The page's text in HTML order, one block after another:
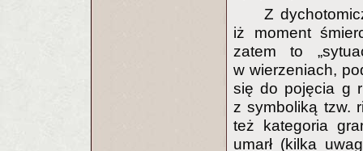
Z
iż moment
zatem to
w wierzeniach,
się do pojęcia g
z symboliką tzw.
też kategoria
umarł (kilka